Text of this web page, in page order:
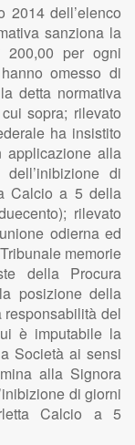
dell’elenco
sanziona la
200,00 per ogni
omesso di
detta normativa
sopra; rilevato
ha insistito
applicazione alla
di
Calcio a 5 della
rilevato
odierna ed
memorie
della Procura
posizione della
responsabilità del
è imputabile la
Società ai sensi
alla Signora
di giorni
Calcio a 5